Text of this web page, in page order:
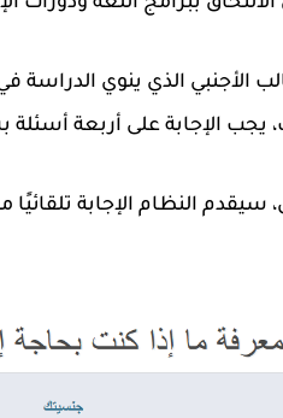
الأجنبي الذي ينوي الدراسة
يجب الإجابة على أربعة
النظام الإجابة